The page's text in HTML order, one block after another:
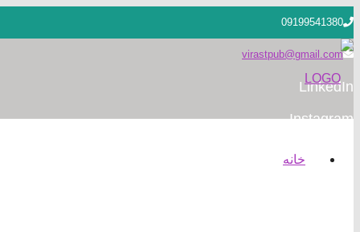
09199541380
virastpub@gmail.com
LinkedIn
Instagram
خانه